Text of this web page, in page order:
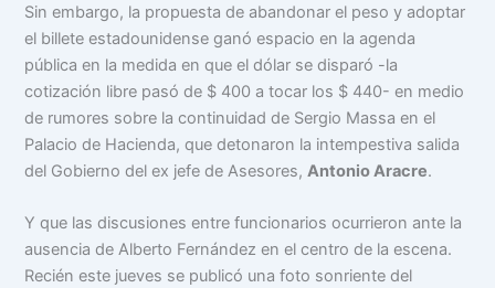
Sin embargo, la propuesta de abandonar el peso y adoptar
el billete estadounidense ganó espacio en la agenda
pública en la medida en que el dólar se disparó -la
cotización libre pasó de $ 400 a tocar los $ 440- en medio
de rumores sobre la continuidad de Sergio Massa en el
Palacio de Hacienda, que detonaron la intempestiva salida
del Gobierno del ex jefe de Asesores,Antonio Aracre.
Y que las discusiones entre funcionarios ocurrieron ante la
ausencia de Alberto Fernández en el centro de la escena.
Recién este jueves se publicó una foto sonriente del